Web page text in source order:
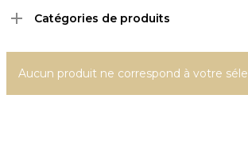
Catégories de produits
Aucun produit ne correspond à votre